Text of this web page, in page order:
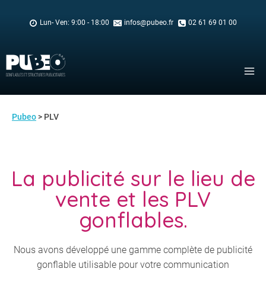
Lun- Ven: 9:00 - 18:00 infos@pubeo.fr 02 61 69 01 00
Pubeo> PLV
La publicité sur le lieu de
vente et les PLV
gonflables.
Nous avons développé une gamme complète de publicité
gonflable utilisable pour votre communication